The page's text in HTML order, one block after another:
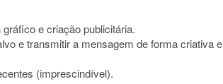
e criação publicitária.
e transmitir a mensagem de forma criativa e
(imprescindível).